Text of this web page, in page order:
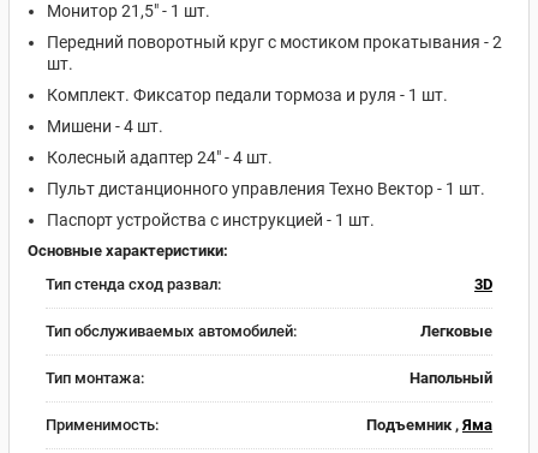
Монитор 21,5" - 1 шт.
Передний поворотный круг с мостиком прокатывания - 2
шт.
Комплект. Фиксатор педали тормоза и руля - 1 шт.
Мишени - 4 шт.
Колесный адаптер 24" - 4 шт.
Пульт дистанционного управления Техно Вектор - 1 шт.
Паспорт устройства с инструкцией - 1 шт.
Основные характеристики:
Тип стенда сход развал:
3D
Тип обслуживаемых автомобилей: Легковые
Тип монтажа: Напольный
Применимость: Подъемник , Яма